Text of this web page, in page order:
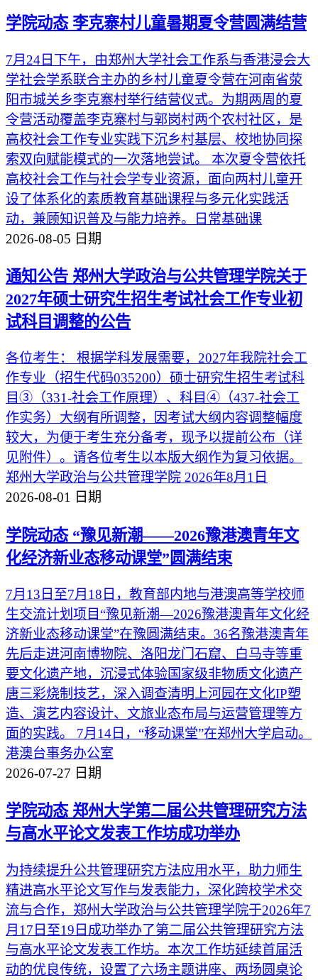
学院动态 李克寨村儿童暑期夏令营圆满结营
7月24日下午，由郑州大学社会工作系与香港浸会大
学社会学系联合主办的乡村儿童夏令营在河南省荥
阳市城关乡李克寨村举行结营仪式。为期两周的夏
令营活动覆盖李克寨村与郭岗村两个农村社区，是
高校社会工作专业实践下沉乡村基层、校地协同探
索双向赋能模式的一次落地尝试。 本次夏令营依托
高校社会工作与社会学专业资源，面向两村儿童开
设了体系化的素质教育基础课程与多元化实践活
动，兼顾知识普及与能力培养。日常基础课
2026-08-05 日期
通知公告 郑州大学政治与公共管理学院关于
2027年硕士研究生招生考试社会工作专业初
试科目调整的公告
各位考生： 根据学科发展需要，2027年我院社会工
作专业（招生代码035200）硕士研究生招生考试科
目③（331-社会工作原理）、科目④（437-社会工
作实务）大纲有所调整，因考试大纲内容调整幅度
较大，为便于考生充分备考，现予以提前公布（详
见附件）。请各位考生以本版大纲作为复习依据。
郑州大学政治与公共管理学院 2026年8月1日
2026-08-01 日期
学院动态 “豫见新潮——2026豫港澳青年文
化经济新业态移动课堂”圆满结束
7月13日至7月18日，教育部内地与港澳高等学校师
生交流计划项目“豫见新潮—2026豫港澳青年文化经
济新业态移动课堂”在豫圆满结束。36名豫港澳青年
先后走进河南博物院、洛阳龙门石窟、白马寺等重
要文化遗产地，沉浸式体验国家级非物质文化遗产
唐三彩烧制技艺，深入调查清明上河园在文化IP塑
造、演艺内容设计、文旅业态布局与运营管理等方
面的实践。 7月14日，“移动课堂”在郑州大学启动。
港澳台事务办公室
2026-07-27 日期
学院动态 郑州大学第二届公共管理研究方法
与高水平论文发表工作坊成功举办
为持续提升公共管理研究方法应用水平，助力师生
精进高水平论文写作与发表能力，深化跨校学术交
流与合作，郑州大学政治与公共管理学院于2026年7
月17日至19日成功举办了第二届公共管理研究方法
与高水平论文发表工作坊。本次工作坊延续首届活
动的优良传统，设置了六场主题讲座、两场圆桌论